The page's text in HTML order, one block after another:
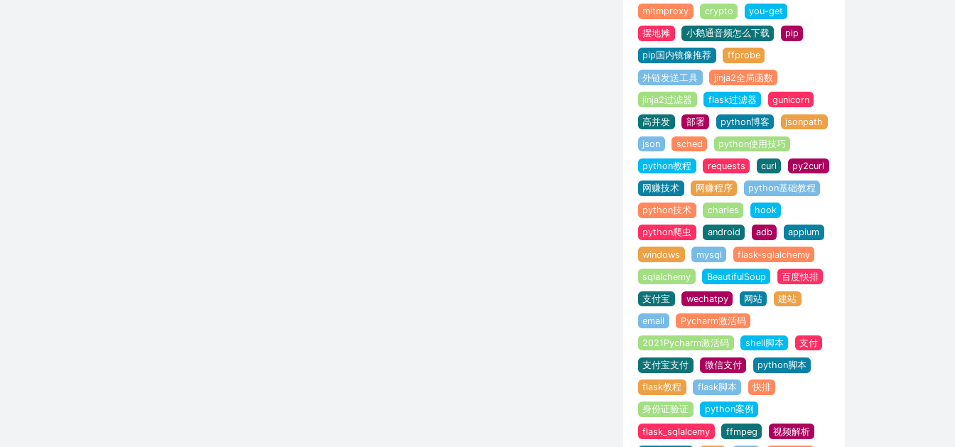
mitmproxy crypto you-get
摆地摊 小鹅通音频怎么下载 pip
pip国内镜像推荐 ffprobe
外链发送工具 jinja2全局函数
jinja2过滤器 flask过滤器 gunicorn
高并发 部署 python博客 jsonpath
json sched python使用技巧
python教程 requests curl py2curl
网赚技术 网赚程序 python基础教程
python技术 charles hook
python爬虫 android adb appium
windows mysql flask-sqlalchemy
sqlalchemy BeautifulSoup 百度快排
支付宝 wechatpy 网站 建站
email Pycharm激活码
2021Pycharm激活码 shell脚本 支付
支付宝支付 微信支付 python脚本
flask教程 flask脚本 快排
身份证验证 python案例
flask_sqlalcemy ffmpeg 视频解析